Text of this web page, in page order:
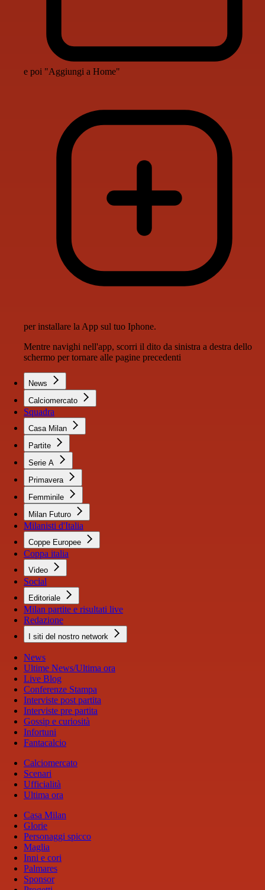
e poi "Aggiungi a Home"
per installare la App sul tuo Iphone.
Mentre navighi nell'app, scorri il dito da sinistra a destra dello
schermo per tornare alle pagine precedenti
News
Calciomercato
Squadra
Casa Milan
Partite
Serie A
Primavera
Femminile
Milan Futuro
Milanisti d'Italia
Coppe Europee
Coppa italia
Video
Social
Editoriale
Milan partite e risultati live
Redazione
I siti del nostro network
News
Ultime News/Ultima ora
Live Blog
Conferenze Stampa
Interviste post partita
Interviste pre partita
Gossip e curiosità
Infortuni
Fantacalcio
Calciomercato
Scenari
Ufficialità
Ultima ora
Casa Milan
Glorie
Personaggi spicco
Maglia
Inni e cori
Palmares
Sponsor